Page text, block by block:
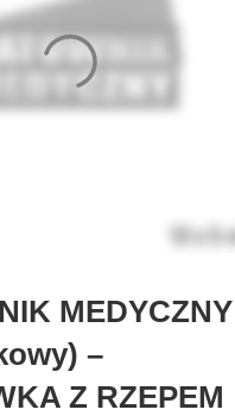
MEDYCZNY
–
Z RZEPEM